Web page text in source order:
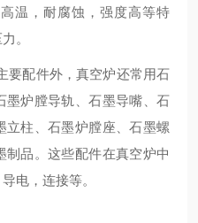
温，耐腐蚀，强度高等特
。
要配件外，真空炉还常用石
墨炉膛导轨、石墨导嘴、石
立柱、石墨炉膛座、石墨螺
品。这些配件在真空炉中
电，连接等。